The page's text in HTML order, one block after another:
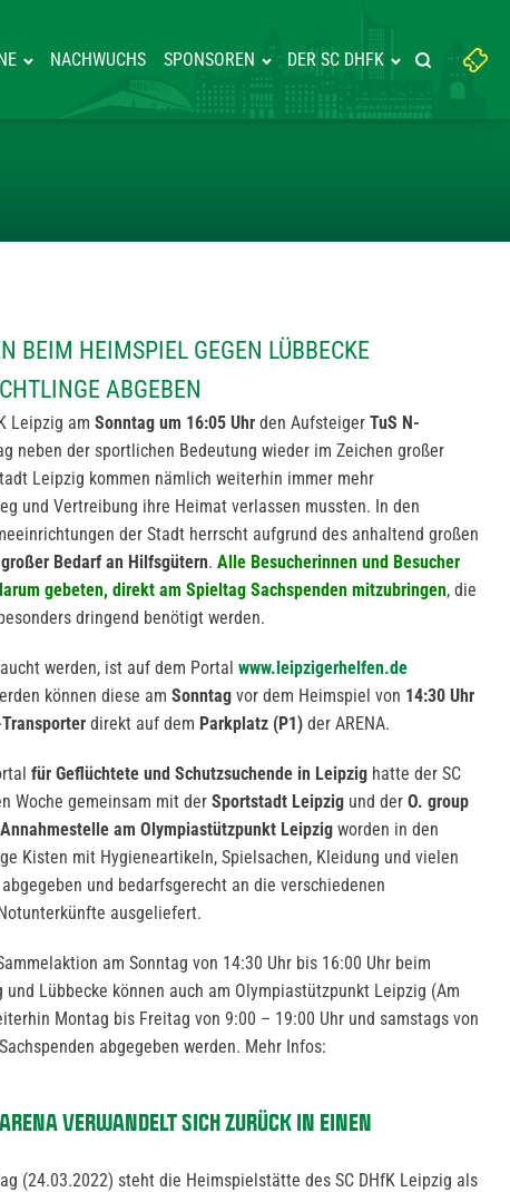
NACHWUCHS SPONSOREN DER SC DHFK
Suchbegriff
eingeben:
Suche
BEIM HEIMSPIEL GEGEN LÜBBECKE
ABGEBEN
Leipzig am Sonntag um 16:05 Uhr den Aufsteiger TuS N-
neben der sportlichen Bedeutung wieder im Zeichen großer
Leipzig kommen nämlich weiterhin immer mehr
und Vertreibung ihre Heimat verlassen mussten. In den
der Stadt herrscht aufgrund des anhaltend großen
großer Bedarf an Hilfsgütern. Alle Besucherinnen und Besucher
gebeten, direkt am Spieltag Sachspenden mitzubringen, die
dringend benötigt werden.
werden, ist auf dem Portal www.leipzigerhelfen.de
können diese am Sonntag vor dem Heimspiel von 14:30 Uhr
direkt auf dem Parkplatz (P1) der ARENA.
für Geflüchtete und Schutzsuchende in Leipzig hatte der SC
Woche gemeinsam mit der Sportstadt Leipzig und der O. group
Annahmestelle am Olympiastützpunkt Leipzig worden in den
Kisten mit Hygieneartikeln, Spielsachen, Kleidung und vielen
und bedarfsgerecht an die verschiedenen
ausgeliefert.
am Sonntag von 14:30 Uhr bis 16:00 Uhr beim
Lübbecke können auch am Olympiastützpunkt Leipzig (Am
Montag bis Freitag von 9:00 – 19:00 Uhr und samstags von
abgegeben werden. Mehr Infos:
VERWANDELT SICH ZURÜCK IN EINEN
(24.03.2022) steht die Heimspielstätte des SC DHfK Leipzig als